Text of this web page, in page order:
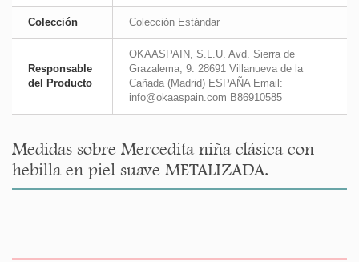
Colección Colección Estándar
Responsable
del Producto
OKAASPAIN, S.L.U. Avd. Sierra de
Grazalema, 9. 28691 Villanueva de la
Cañada (Madrid) ESPAÑA Email:
info@okaaspain.com B86910585
Medidas sobre Mercedita niña clásica con
hebilla en piel suave METALIZADA.